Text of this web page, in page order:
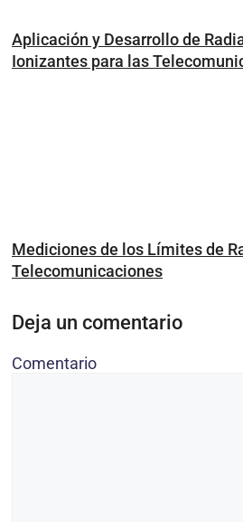
Aplicación y Desarrollo de
Ionizantes para las
Mediciones de los Límites de
Telecomunicaciones
Deja un comentario
Comentario